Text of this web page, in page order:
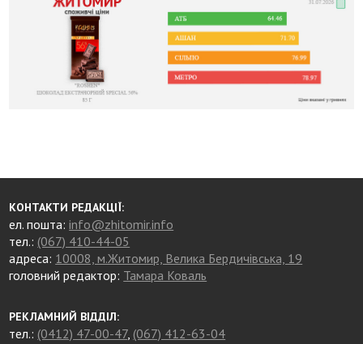
КОНТАКТИ РЕДАКЦІЇ:
ел. пошта:info@zhitomir.info
тел.: (067) 410-44-05
адреса: 10008, м.Житомир, Велика Бердичівська, 19
головний редактор: Тамара Коваль
РЕКЛАМНИЙ ВІДДІЛ:
тел.: (0412) 47-00-47, (067) 412-63-04